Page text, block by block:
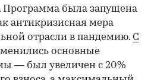
Программа была запущена
антикризисная мера
отрасли в пандемию. С
основные
— был увеличен с 20%